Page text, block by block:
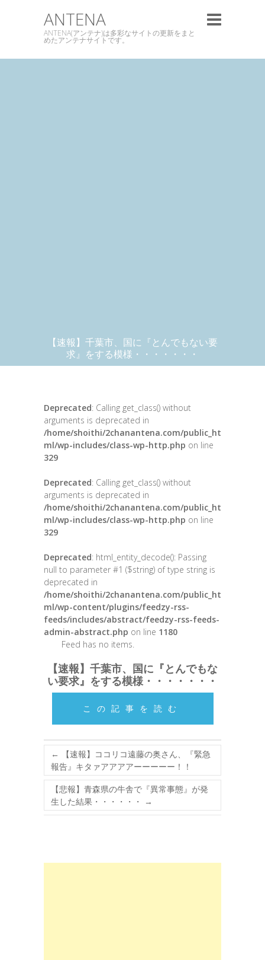
ANTENA
ANTENA(アンテナ)は多彩なサイトの更新をまと
めたアンテナサイトです。
【速報】千葉市、国に『とんでもない要
求』をする模様・・・・・・・
Deprecated: Calling get_class() without
arguments is deprecated in
/home/shoithi/2chanantena.com/public_ht
ml/wp-includes/class-wp-http.php on line
329
Deprecated: Calling get_class() without
arguments is deprecated in
/home/shoithi/2chanantena.com/public_ht
ml/wp-includes/class-wp-http.php on line
329
Deprecated: html_entity_decode(): Passing
null to parameter #1 ($string) of type string is
deprecated in
/home/shoithi/2chanantena.com/public_ht
ml/wp-content/plugins/feedzy-rss-
feeds/includes/abstract/feedzy-rss-feeds-
admin-abstract.php on line 1180
Feed has no items.
【速報】千葉市、国に『とんでもな
い要求』をする模様・・・・・・・
この記事を読む
←
【速報】ココリコ遠藤の奥さん、『緊急
報告』キタァアアアアーーーーー！！
【悲報】青森県の牛舎で『異常事態』が発
生した結果・・・・・・
→